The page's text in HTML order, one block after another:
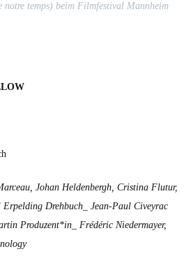
femme
notre temps) beim Film­fes­ti­val Mannheim
Johan Helden­bergh, Cristi­na Flu­tur,
Drehbuch_ Jean-Paul Civeyrac
Produzent*in_ Frédéric Nie­der­may­er,